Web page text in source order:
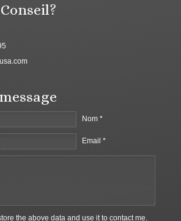
Nom *
Email *
the above data and use it to contact me.